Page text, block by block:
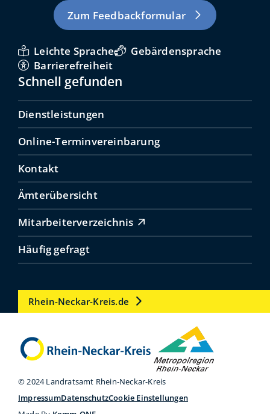
Zum Feedbackformular
Leichte Sprache
Gebärdensprache
Barrierefreiheit
Schnell gefunden
Dienstleistungen
Online-Terminvereinbarung
Kontakt
Ämterübersicht
Mitarbeiterverzeichnis
Häufig gefragt
Rhein-Neckar-Kreis.de
© 2024 Landratsamt Rhein-Neckar-Kreis
ImpressumDatenschutzCookie Einstellungen